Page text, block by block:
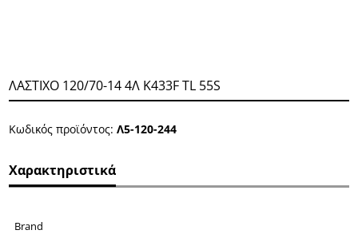
ΛΑΣΤΙΧΟ 120/70-14 4Λ Κ433F TL 55S
Κωδικός προϊόντος:Λ5-120-244
Χαρακτηριστικά
Brand